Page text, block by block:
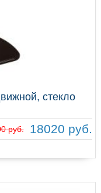
стекло
руб. 18020 руб.